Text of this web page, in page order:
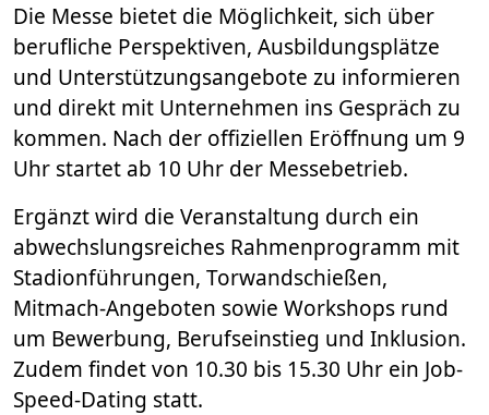
Die Messe bietet die Möglichkeit, sich über
berufliche Perspektiven, Ausbildungsplätze
und Unterstützungsangebote zu informieren
und direkt mit Unternehmen ins Gespräch zu
kommen. Nach der offiziellen Eröffnung um 9
Uhr startet ab 10 Uhr der Messebetrieb.
Ergänzt wird die Veranstaltung durch ein
abwechslungsreiches Rahmenprogramm mit
Stadionführungen, Torwandschießen,
Mitmach-Angeboten sowie Workshops rund
um Bewerbung, Berufseinstieg und Inklusion.
Zudem findet von 10.30 bis 15.30 Uhr ein Job-
Speed-Dating statt.